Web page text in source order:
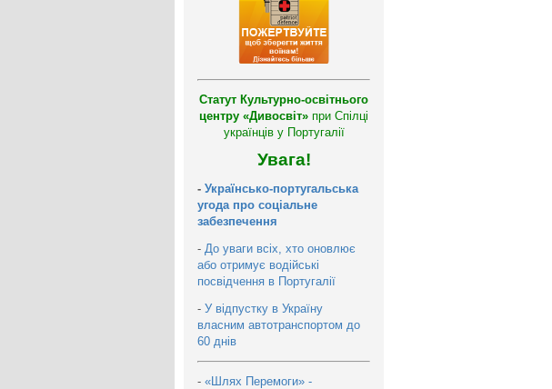
Статут Культурно-освітнього
центру «Дивосвіт» при Спілці
українців у Португалії
Увага!
- Українсько-португальська
угода про соціальне
забезпечення
- До уваги всіх, хто оновлює
або отримує водійські
посвідчення в Португалії
- У відпустку в Україну
власним автотранспортом до
60 днів
- «Шлях Перемоги» -